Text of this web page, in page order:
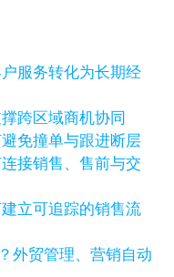
服务转化为长期经
跨区域商机协同
免撞单与跟进断层
接销售、售前与交
立可追踪的销售流
外贸管理、营销自动